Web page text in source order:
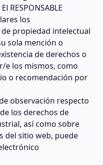
RESPONSABLE
los
propiedad intelectual
sola mención o
de derechos o
e los mismos, como
o recomendación por
observación respecto
los derechos de
así como sobre
del sitio web, puede